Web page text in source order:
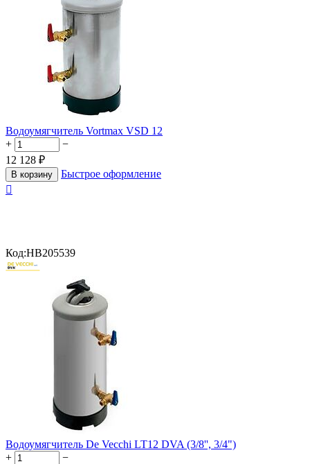
Водоумягчитель Vortmax VSD 12
+
−
12 128 ₽
В корзину
Быстрое оформление

Код:HB205539
Водоумягчитель De Vecchi LT12 DVA (3/8'', 3/4")
+
−